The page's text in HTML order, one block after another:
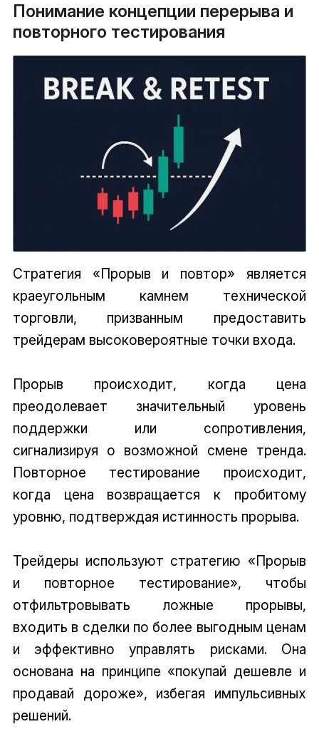
Понимание концепции перерыва и
повторного тестирования
Стратегия «Прорыв и повтор» является
краеугольным камнем технической
торговли, призванным предоставить
трейдерам высоковероятные точки входа.
Прорыв происходит, когда цена
преодолевает значительный уровень
поддержки или сопротивления,
сигнализируя о возможной смене тренда.
Повторное тестирование происходит,
когда цена возвращается к пробитому
уровню, подтверждая истинность прорыва.
Трейдеры используют стратегию «Прорыв
и повторное тестирование», чтобы
отфильтровывать ложные прорывы,
входить в сделки по более выгодным ценам
и эффективно управлять рисками. Она
основана на принципе «покупай дешевле и
продавай дороже», избегая импульсивных
решений.